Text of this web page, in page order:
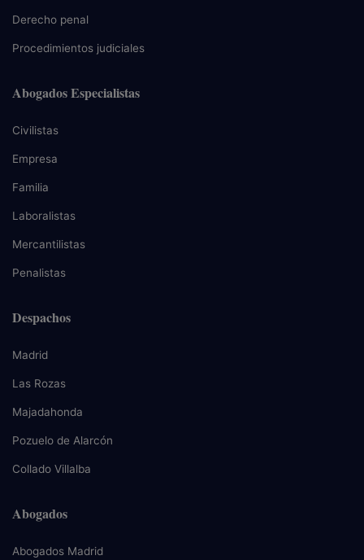
Derecho penal
Procedimientos judiciales
Abogados Especialistas
Civilistas
Empresa
Familia
Laboralistas
Mercantilistas
Penalistas
Despachos
Madrid
Las Rozas
Majadahonda
Pozuelo de Alarcón
Collado Villalba
Abogados
Abogados Madrid